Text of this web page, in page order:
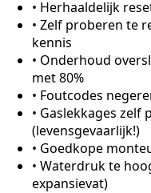
• Herhaaldelijk
• Zelf proberen te
kennis
• Onderhoud
met 80%
• Foutcodes
• Gaslekkages zelf
(levensgevaarlijk!)
• Goedkope
• Waterdruk te
expansievat)